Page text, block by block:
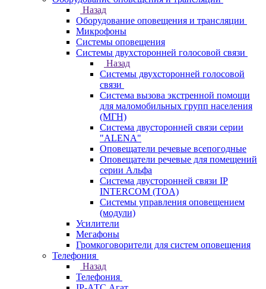
Назад
Оборудование оповещения и трансляции
Микрофоны
Системы оповещения
Системы двухсторонней голосовой связи
Назад
Системы двухсторонней голосовой
связи
Система вызова экстренной помощи
для маломобильных групп населения
(МГН)
Система двусторонней связи серии
"ALENA"
Оповещатели речевые всепогодные
Оповещатели речевые для помещений
серии Альфа
Система двусторонней связи IP
INTERCOM (TOA)
Системы управления оповещением
(модули)
Усилители
Мегафоны
Громкоговорители для систем оповещения
Телефония
Назад
Телефония